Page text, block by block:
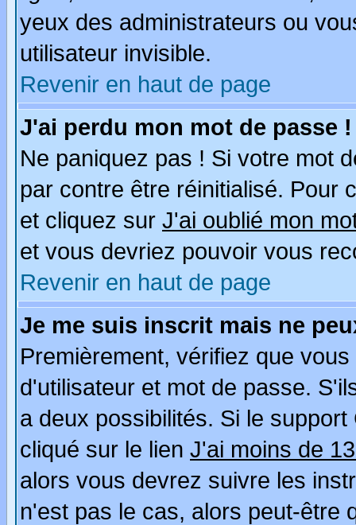
yeux des administrateurs ou
utilisateur invisible.
Revenir en haut de page
J'ai perdu mon mot de passe !
Ne paniquez pas ! Si votre mot
par contre être réinitialisé. Pour
et cliquez sur J'ai oublié mon
et vous devriez pouvoir vous
Revenir en haut de page
Je me suis inscrit mais ne
Premièrement, vérifiez que
d'utilisateur et mot de passe.
a deux possibilités. Si le
cliqué sur le lien J'ai moins de
alors vous devrez suivre les
n'est pas le cas, alors peut-être